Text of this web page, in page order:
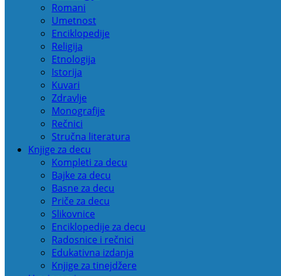
Romani
Umetnost
Enciklopedije
Religija
Etnologija
Istorija
Kuvari
Zdravlje
Monografije
Rečnici
Stručna literatura
Knjige za decu
Kompleti za decu
Bajke za decu
Basne za decu
Priče za decu
Slikovnice
Enciklopedije za decu
Radosnice i rečnici
Edukativna izdanja
Knjige za tinejdžere